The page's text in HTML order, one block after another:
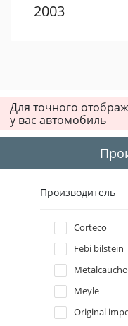
2003
2000
1998
1997
1996
Для точного
у вас автомобиль
Производитель
Corteco
Febi bilstein
Metalcaucho
Meyle
Original